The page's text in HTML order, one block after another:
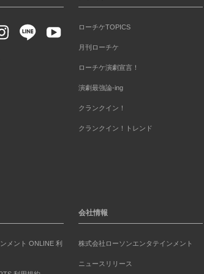
ローチケTOPICS
月刊ローチケ
ローチケ演劇宣言！
演劇最強論-ing
クランクイン！
クランクイン！トレンド
メント ONLINE 利
会社情報
株式会社ローソンエンタテインメント
ニュースリリース